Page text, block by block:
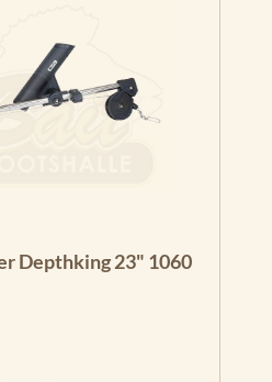
Depthking 23" 1060